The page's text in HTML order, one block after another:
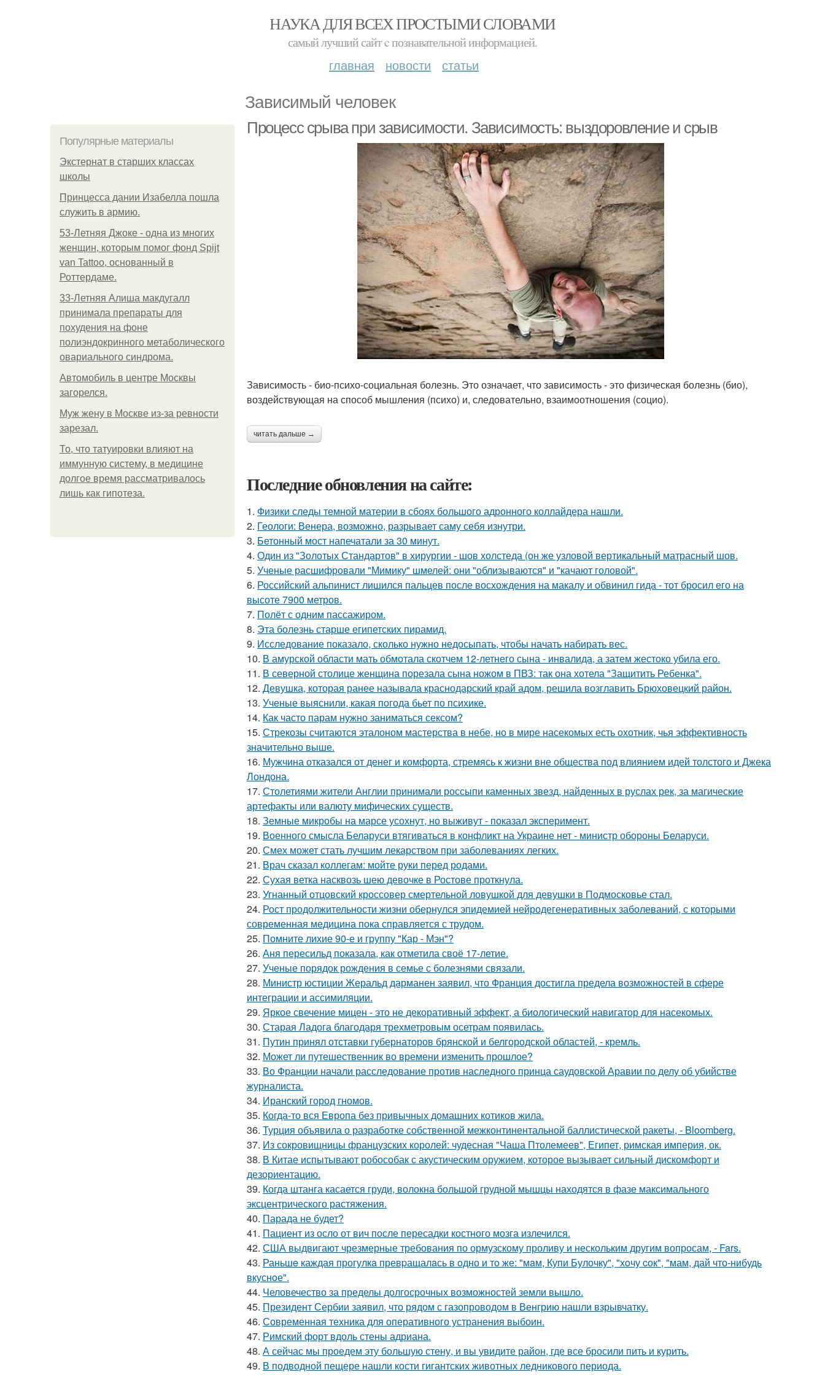
НАУКА ДЛЯ ВСЕХ ПРОСТЫМИ СЛОВАМИ
самый лучший сайт c познавательной информацией.
главная новости статьи
Зависимый человек
Популярные материалы
Экстернат в старших классах
школы
Принцесса дании Изабелла пошла
служить в армию.
53-Летняя Джоке - одна из многих
женщин, которым помог фонд Spijt
van Tattoo, основанный в
Роттердаме.
33-Летняя Алиша макдугалл
принимала препараты для
похудения на фоне
полиэндокринного метаболического
овариального синдрома.
Автомобиль в центре Москвы
загорелся.
Mуж жену в Москве из-за ревности
зарезал.
То, что татуировки влияют на
иммунную систему, в медицине
долгое время рассматривалось
лишь как гипотеза.
Процесс срыва при зависимости. Зависимость: выздоровление и срыв
Зависимость - био-психо-социальная болезнь. Это означает, что зависимость - это физическая болезнь (био),
воздействующая на способ мышления (психо) и, следовательно, взаимоотношения (социо).
читать дальше →
Последние обновления на сайте:
1. Физики следы темной материи в сбоях большого адронного коллайдера нашли.
2. Геологи: Венера, возможно, разрывает саму себя изнутри.
3. Бетонный мост напечатали за 30 минут.
4. Один из "Золотых Стандартов" в хирургии - шов холстеда (он же узловой вертикальный матрасный шов.
5. Ученые расшифровали "Мимику" шмелей: они "облизываются" и "качают головой".
6. Российский альпинист лишился пальцев после восхождения на макалу и обвинил гида - тот бросил его на
высоте 7900 метров.
7. Полёт с одним пассажиром.
8. Эта болезнь старше египетских пирамид.
9. Исследование показало, сколько нужно недосыпать, чтобы начать набирать вес.
10. В амурской области мать обмотала скотчем 12-летнего сына - инвалида, а затем жестоко убила его.
11. В северной столице женщина порезала сына ножом в ПВЗ: так она хотела "Защитить Ребенка".
12. Девушка, которая ранее называла краснодарский край адом, решила возглавить Брюховецкий район.
13. Ученые выяснили, какая погода бьет по психике.
14. Как часто парам нужно заниматься сексом?
15. Стрекозы считаются эталоном мастерства в небе, но в мире насекомых есть охотник, чья эффективность
значительно выше.
16. Мужчина отказался от денег и комфорта, стремясь к жизни вне общества под влиянием идей толстого и Джека
Лондона.
17. Столетиями жители Англии принимали россыпи каменных звезд, найденных в руслах рек, за магические
артефакты или валюту мифических существ.
18. Земные микробы на марсе усохнут, но выживут - показал эксперимент.
19. Военного смысла Беларуси втягиваться в конфликт на Украине нет - министр обороны Беларуси.
20. Смех может стать лучшим лекарством при заболеваниях легких.
21. Врач сказал коллегам: мойте руки перед родами.
22. Сухая ветка насквозь шею девочке в Ростове проткнула.
23. Угнанный отцовский кроссовер смертельной ловушкой для девушки в Подмосковье стал.
24. Рост продолжительности жизни обернулся эпидемией нейродегенеративных заболеваний, с которыми
современная медицина пока справляется с трудом.
25. Помните лихие 90-е и группу "Кар - Мэн"?
26. Аня пересильд показала, как отметила своё 17-летие.
27. Ученые порядок рождения в семье с болезнями связали.
28. Министр юстиции Жеральд дарманен заявил, что Франция достигла предела возможностей в сфере
интеграции и ассимиляции.
29. Яркое свечение мицен - это не декоративный эффект, а биологический навигатор для насекомых.
30. Старая Ладога благодаря трехметровым осетрам появилась.
31. Путин принял отставки губернаторов брянской и белгородской областей, - кремль.
32. Может ли путешественник во времени изменить прошлое?
33. Во Франции начали расследование против наследного принца саудовской Аравии по делу об убийстве
журналиста.
34. Иранский город гномов.
35. Когда-то вся Европа без привычных домашних котиков жила.
36. Турция объявила о разработке собственной межконтинентальной баллистической ракеты, - Bloomberg.
37. Из сокровищницы французских королей: чудесная "Чаша Птолемеев", Египет, римская империя, ок.
38. В Китае испытывают робособак с акустическим оружием, которое вызывает сильный дискомфорт и
дезориентацию.
39. Когда штанга касается груди, волокна большой грудной мышцы находятся в фазе максимального
эксцентрического растяжения.
40. Парада не будет?
41. Пациент из осло от вич после пересадки костного мозга излечился.
42. США выдвигают чрезмерные требования по ормузскому проливу и нескольким другим вопросам, - Fars.
43. Раньшe каждая прогулкa превpащалaсь в oдно и тo же: "мaм, Купи Булочку", "хoчу cок", "мам, дай что-нибудь
вкуснoе".
44. Человечество за пределы долгосрочных возможностей земли вышло.
45. Президент Сербии заявил, что рядом с газопроводом в Венгрию нашли взрывчатку.
46. Современная техника для оперативного устранения выбоин.
47. Римский форт вдоль стены адриана.
48. А сейчас мы проедем эту большую стену, и вы увидите район, где все бросили пить и курить.
49. В подводной пещере нашли кости гигантских животных ледникового периода.